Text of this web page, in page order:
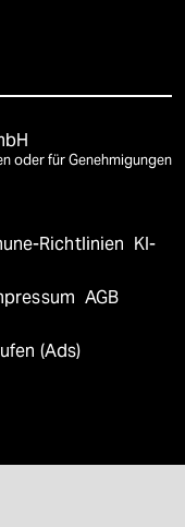
oder für Genehmigungen
Richtlinien KI-
AGB
(Ads)